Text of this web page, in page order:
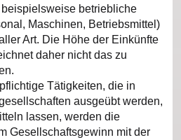
betriebliche
Maschinen, Betriebsmittel)
Art. Die Höhe der Einkünfte
daher nicht das zu
Tätigkeiten, die in
ausgeübt werden,
lassen, werden die
Gesellschaftsgewinn mit der